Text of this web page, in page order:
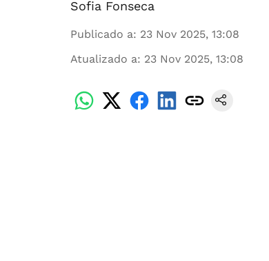
Sofia Fonseca
Publicado a: 23 Nov 2025, 13:08
Atualizado a: 23 Nov 2025, 13:08